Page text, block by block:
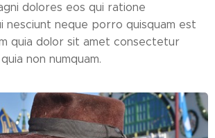
dolores eos qui ratione
nesciunt neque porro quisquam est
quia dolor sit amet consectetur
non numquam.